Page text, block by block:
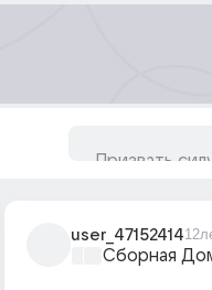
user_47152414
Сборная